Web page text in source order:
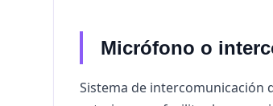
Micrófono o
Sistema de